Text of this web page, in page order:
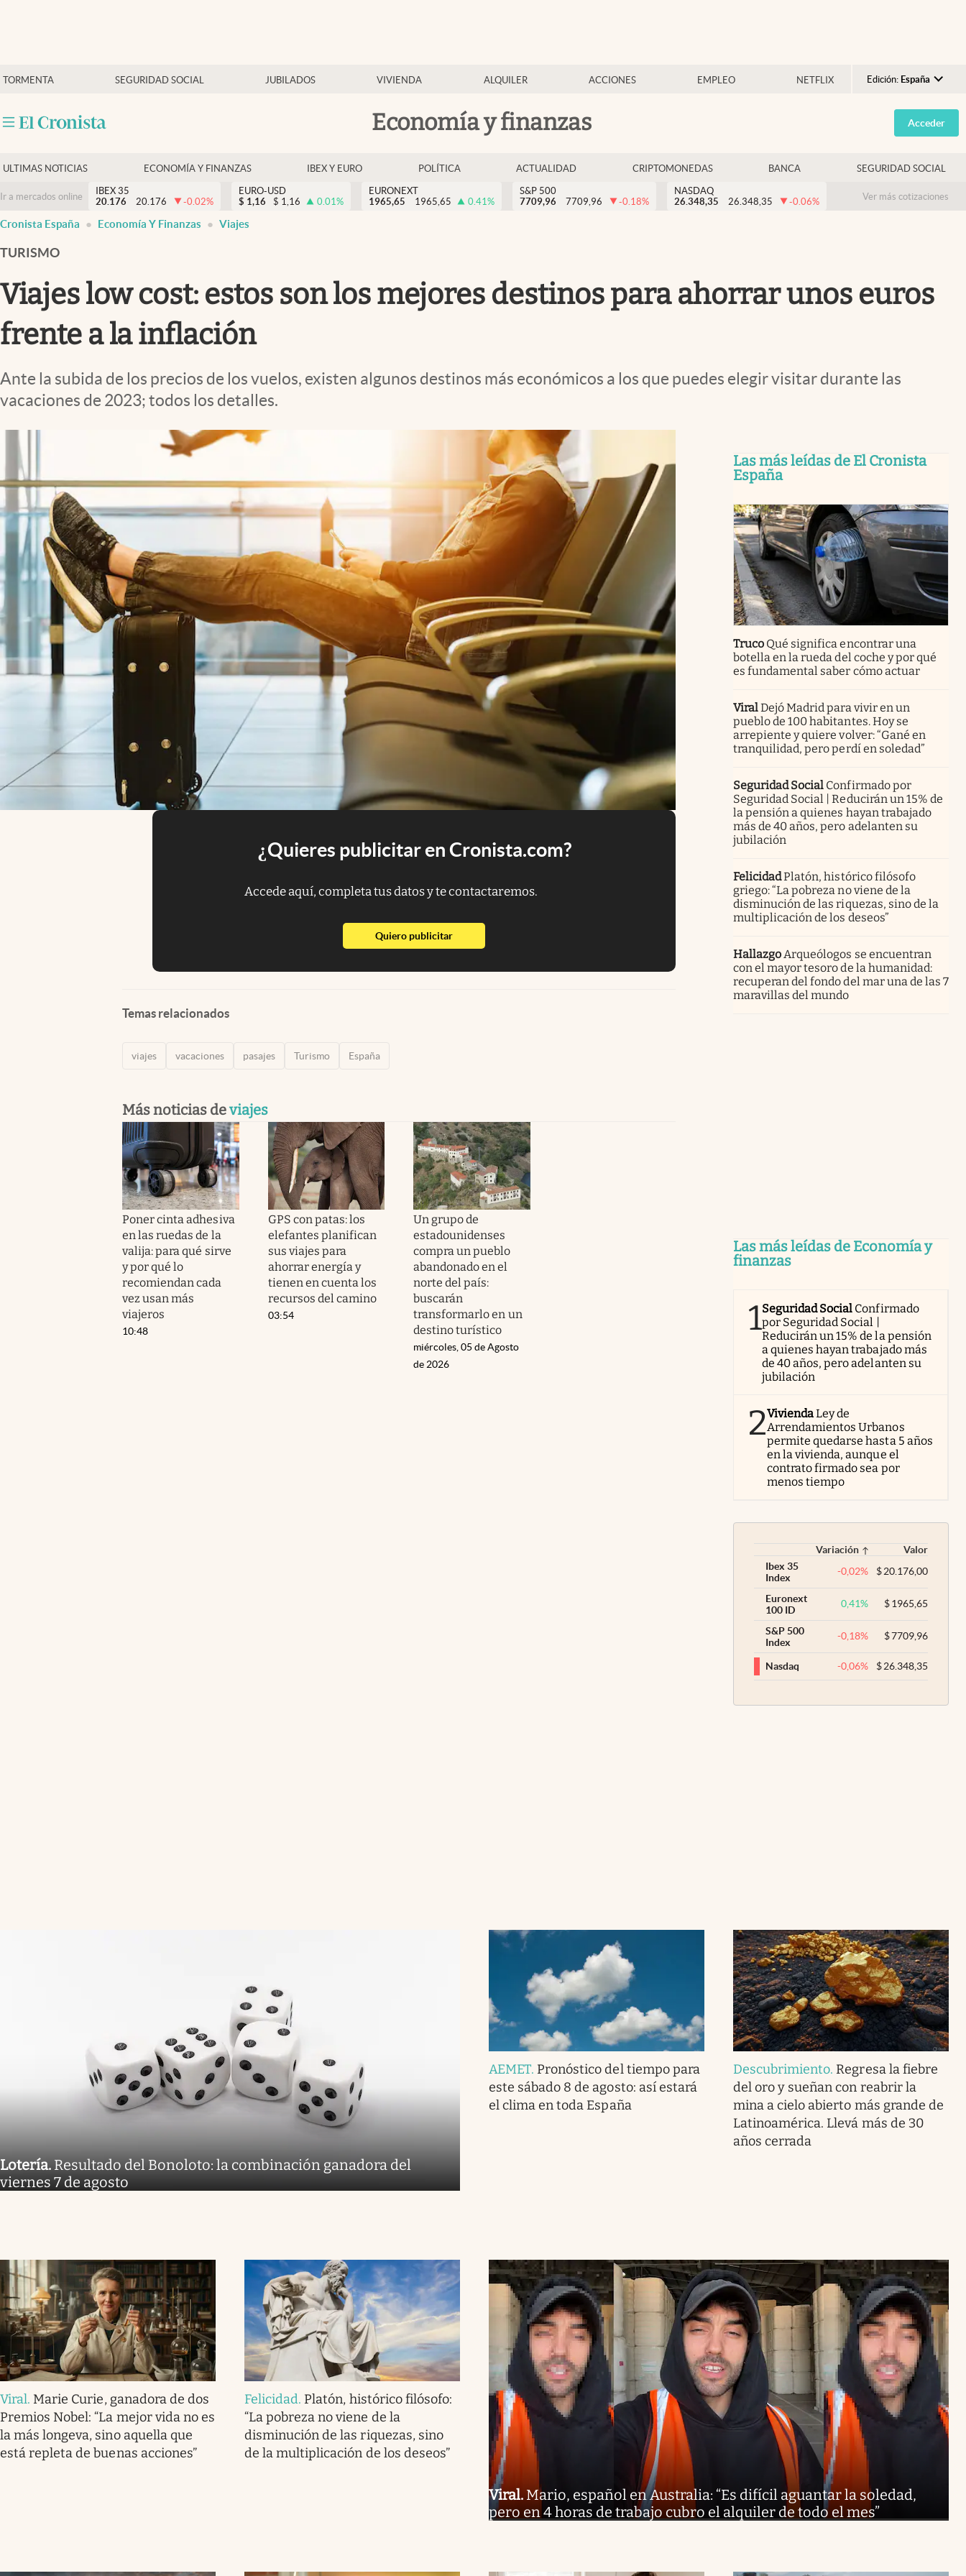
TORMENTA SEGURIDAD SOCIAL JUBILADOS VIVIENDA ALQUILER ACCIONES EMPLEO NETFLIX Edición: España
Argentina
España
USA
Colombia
Economía y finanzas
Economía y finanzas
Criptomonedas
Acceder
ULTIMAS NOTICIAS ECONOMÍA Y FINANZAS IBEX Y EURO POLÍTICA ACTUALIDAD CRIPTOMONEDAS BANCA SEGURIDAD SOCIAL
Ir a mercados online
IBEX 35
20.176
20.176 -0.02%
EURO-USD
$ 1,16 $ 1,16 0.01%
EURONEXT
1965,65
1965,65 0.41%
S&P 500
7709,96
7709,96 -0.18%
NASDAQ
26.348,35
26.348,35 -0.06% Ver más cotizaciones
Cronista España Economía Y Finanzas Viajes
TURISMO
Viajes low cost: estos son los mejores destinos para ahorrar unos euros
frente a la inflación
Ante la subida de los precios de los vuelos, existen algunos destinos más económicos a los que puedes elegir visitar durante las
vacaciones de 2023; todos los detalles.
¿Quieres publicitar en Cronista.com?
Accede aquí, completa tus datos y te contactaremos.
Quiero publicitarabre en nueva pestaña
Temas relacionados
viajes vacaciones pasajes Turismo España
Más noticias deviajes
Poner cinta adhesiva
en las ruedas de la
valija: para qué sirve
y por qué lo
recomiendan cada
vez usan más
viajeros
10:48
GPS con patas: los
elefantes planifican
sus viajes para
ahorrar energía y
tienen en cuenta los
recursos del camino
03:54
Un grupo de
estadounidenses
compra un pueblo
abandonado en el
norte del país:
buscarán
transformarlo en un
destino turístico
miércoles, 05 de Agosto
de 2026
Las más leídas de El Cronista
España
Truco Qué significa encontrar una
botella en la rueda del coche y por qué
es fundamental saber cómo actuar
ViralDejó Madrid para vivir en un
pueblo de 100 habitantes. Hoy se
arrepiente y quiere volver: “Gané en
tranquilidad, pero perdí en soledad”
Seguridad Social Confirmado por
Seguridad Social | Reducirán un 15% de
la pensión a quienes hayan trabajado
más de 40 años, pero adelanten su
jubilación
FelicidadPlatón, histórico filósofo
griego: “La pobreza no viene de la
disminución de las riquezas, sino de la
multiplicación de los deseos”
HallazgoArqueólogos se encuentran
con el mayor tesoro de la humanidad:
recuperan del fondo del mar una de las 7
maravillas del mundo
Las más leídas de Economía y
finanzas
1Seguridad Social Confirmado
por Seguridad Social |
Reducirán un 15% de la pensión
a quienes hayan trabajado más
de 40 años, pero adelanten su
jubilación
2ViviendaLey de
Arrendamientos Urbanos
permite quedarse hasta 5 años
en la vivienda, aunque el
contrato firmado sea por
menos tiempo
Variación
Valor
Ibex 35
Index
-0,02% $20.176,00
Euronext
100 ID
0,41% $1965,65
S&P 500
Index
-0,18% $7709,96
Nasdaq -0,06% $26.348,35
Lotería. Resultado del Bonoloto: la combinación ganadora del
viernes 7 de agosto
AEMET. Pronóstico del tiempo para
este sábado 8 de agosto: así estará
el clima en toda España
Descubrimiento. Regresa la fiebre
del oro y sueñan con reabrir la
mina a cielo abierto más grande de
Latinoamérica. Llevá más de 30
años cerrada
Viral. Marie Curie, ganadora de dos
Premios Nobel: “La mejor vida no es
la más longeva, sino aquella que
está repleta de buenas acciones”
Felicidad. Platón, histórico filósofo:
“La pobreza no viene de la
disminución de las riquezas, sino
de la multiplicación de los deseos”
Viral. Mario, español en Australia: “Es difícil aguantar la soledad,
pero en 4 horas de trabajo cubro el alquiler de todo el mes”